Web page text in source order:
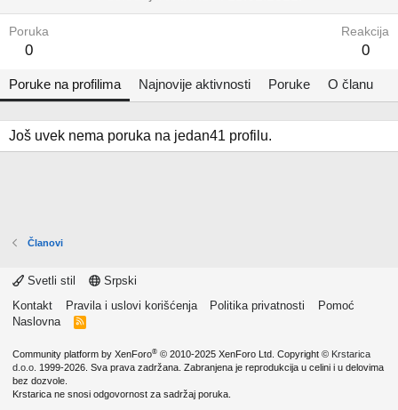
Poruka
0
Reakcija
0
Poruke na profilima Najnovije aktivnosti Poruke O članu
Još uvek nema poruka na jedan41 profilu.
Članovi
Svetli stil
Srpski
Kontakt
Pravila i uslovi korišćenja Politika privatnosti
Pomoć
Naslovna
R
Community platform by XenForo® © 2010-2025 XenForo Ltd. Copyright © Krstarica
d.o.o. 1999-2026. Sva prava zadržana. Zabranjena je reprodukcija u celini i u delovima
bez dozvole.
Krstarica ne snosi odgovornost za sadržaj poruka.